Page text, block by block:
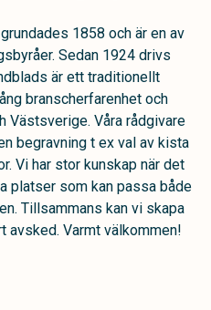
1858 och är en av
Sedan 1924 drivs
är ett traditionellt
branscherfarenhet och
Västsverige. Våra rådgivare
begravning t ex val av kista
Vi har stor kunskap när det
platser som kan passa både
Tillsammans kan vi skapa
avsked. Varmt välkommen!